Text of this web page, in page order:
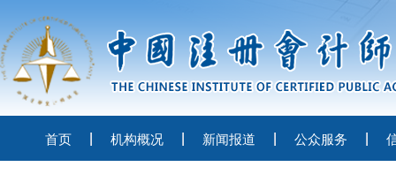
首页 机构概况 新闻报道 公众服务